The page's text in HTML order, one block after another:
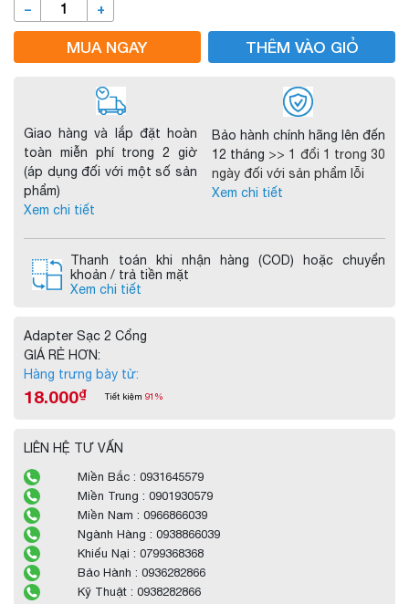
– +
MUA NGAY THÊM VÀO GIỎ
Giao hàng và lắp đặt hoàn
toàn miễn phí trong 2 giờ
(áp dụng đối với một số sản
phẩm)
Xem chi tiết
Bảo hành chính hãng lên đến
12 tháng >> 1 đổi 1 trong 30
ngày đối với sản phẩm lỗi
Xem chi tiết
Thanh toán khi nhận hàng (COD) hoặc chuyển
khoản / trả tiền mặt
Xem chi tiết
Adapter Sạc 2 Cổng
GIÁ RẺ HƠN:
Hàng trưng bày từ:
18.000₫ Tiết kiệm 91%
LIÊN HỆ TƯ VẤN
Miền Bắc : 0931645579
Miền Trung : 0901930579
Miền Nam : 0966866039
Ngành Hàng : 0938866039
Khiếu Nại : 0799368368
Bảo Hành : 0936282866
Kỹ Thuật : 0938282866